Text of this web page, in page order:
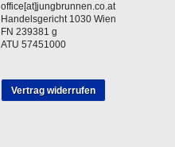
office[at]jungbrunnen.co.at
Handelsgericht 1030 Wien
FN 239381 g
ATU 57451000
Vertrag widerrufen